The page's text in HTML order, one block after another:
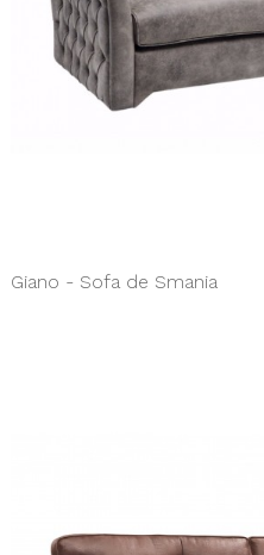
Giano - Sofa de Smania